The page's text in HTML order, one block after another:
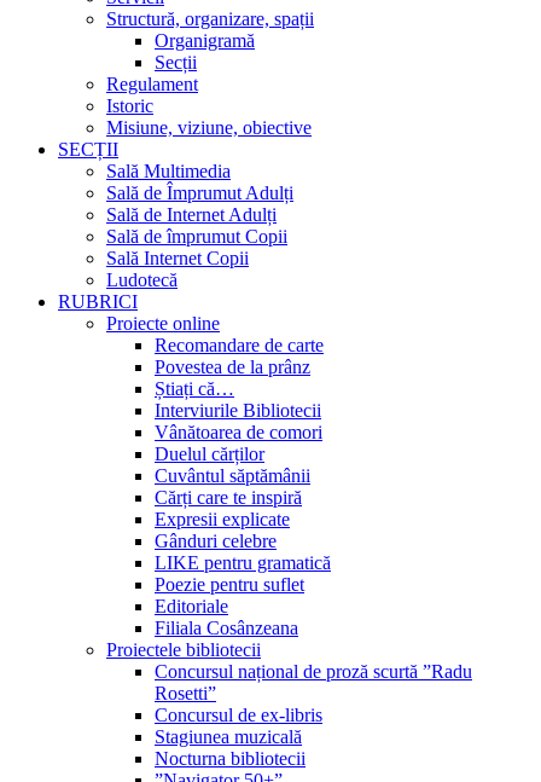
Structură, organizare, spații
Organigramă
Secții
Regulament
Istoric
Misiune, viziune, obiective
SECȚII
Sală Multimedia
Sală de Împrumut Adulți
Sală de Internet Adulți
Sală de împrumut Copii
Sală Internet Copii
Ludotecă
RUBRICI
Proiecte online
Recomandare de carte
Povestea de la prânz
Știați că…
Interviurile Bibliotecii
Vânătoarea de comori
Duelul cărților
Cuvântul săptămânii
Cărți care te inspiră
Expresii explicate
Gânduri celebre
LIKE pentru gramatică
Poezie pentru suflet
Editoriale
Filiala Cosânzeana
Proiectele bibliotecii
Concursul național de proză scurtă ”Radu
Rosetti”
Concursul de ex-libris
Stagiunea muzicală
Nocturna bibliotecii